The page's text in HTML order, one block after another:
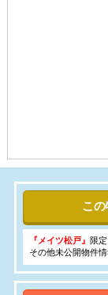
こ
『メイツ松戸』
限
その他未公開物件